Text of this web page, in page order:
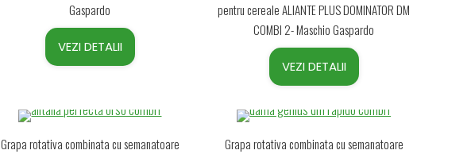
Gaspardo
VEZI DETALII
pentru cereale ALIANTE PLUS DOMINATOR DM
COMBI 2- Maschio Gaspardo
VEZI DETALII
Grapa rotativa combinata cu semanatoare
Grapa rotativa combinata cu semanatoare